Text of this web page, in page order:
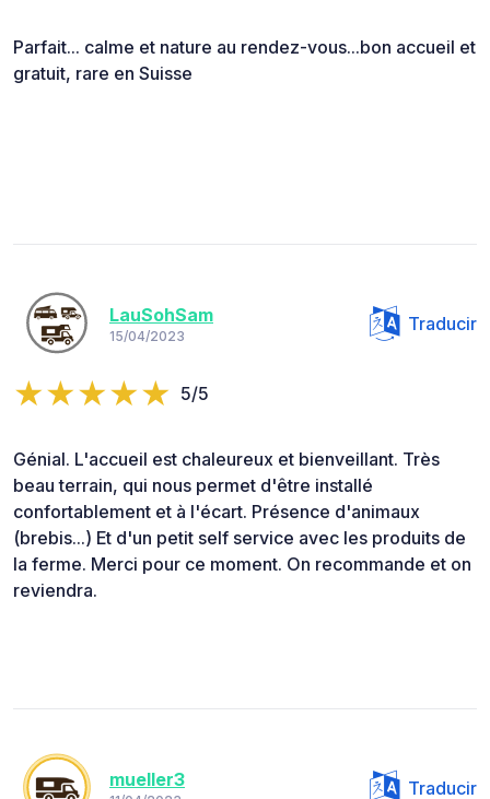
Parfait... calme et nature au rendez-vous...bon accueil et
gratuit, rare en Suisse
LauSohSam
15/04/2023
Traducir
5/5
Génial. L'accueil est chaleureux et bienveillant. Très
beau terrain, qui nous permet d'être installé
confortablement et à l'écart. Présence d'animaux
(brebis...) Et d'un petit self service avec les produits de
la ferme. Merci pour ce moment. On recommande et on
reviendra.
mueller3 Traducir